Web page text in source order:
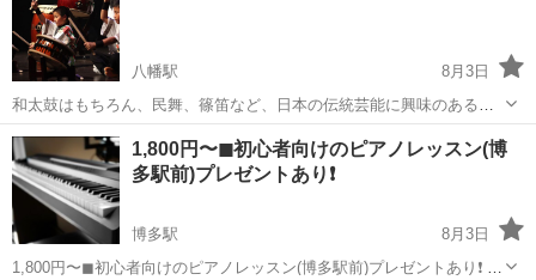
によっては対面も可能な場合...
八幡駅
8月3日
和太鼓はもちろん、民舞、篠笛など、日本の伝統芸能に興味のある、
小学生中学生大募集！ 八幡東区平野市民センターにて、 毎週水曜日18
時～20時に練習しています。 メンバー同士の交流だけでなく、学校や
市民センター・介護施設などの...
福岡 北九州市 八幡駅 和太鼓
1,800円〜◼︎初心者向けのピアノレッスン(博
多駅前)プレゼントあり❗️
博多駅
8月3日
1,800円〜◼︎初心者向けのピアノレッスン(博多駅前)プレゼントあり❗️ 初